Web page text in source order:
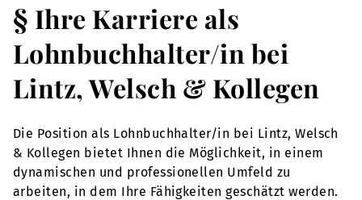
§ Ihre Karriere als
Lohnbuchhalter/in bei
Lintz, Welsch & Kollegen
Die Position als Lohnbuchhalter/in bei Lintz, Welsch
& Kollegen bietet Ihnen die Möglichkeit, in einem
dynamischen und professionellen Umfeld zu
arbeiten, in dem Ihre Fähigkeiten geschätzt werden.